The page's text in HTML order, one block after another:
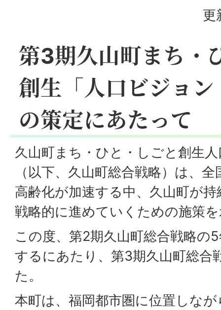
更
第3期久山町まち・
創生「人口ビジョ
の策定にあたって
久山町まち・ひと・しごと創生
（以下、久山町総合戦略）は、
高齢化が加速する中、久山町が
戦略的に進めていくための施策
この度、第2期久山町総合戦略の
するにあたり、第3期久山町総合
た。
本町は、福岡都市圏に位置しな